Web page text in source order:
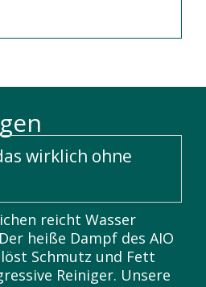
wirklich ohne
reicht Wasser
heiße Dampf des AIO
Schmutz und Fett
Reiniger. Unsere